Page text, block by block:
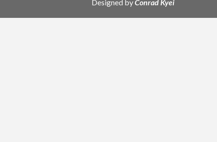
Designed byConrad Kyei